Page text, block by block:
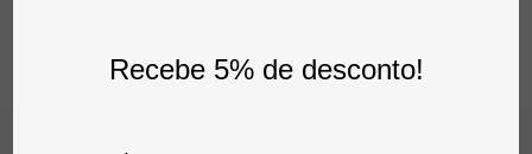
0 Avaliação(ões)